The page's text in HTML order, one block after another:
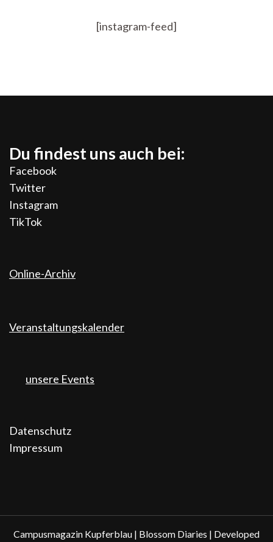
[instagram-feed]
Du findest uns auch bei:
Facebook
Twitter
Instagram
TikTok
Online-Archiv
Veranstaltungskalender
unsere Events
Datenschutz
Impressum
Campusmagazin Kupferblau | Blossom Diaries | Developed